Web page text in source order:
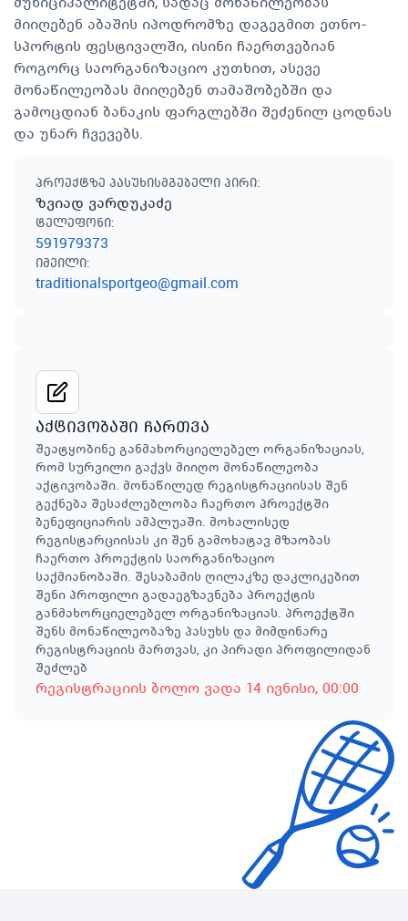
მიიღებენ აბაშის იპოდრომზე დაგეგმით ეთნო-
სპორტის ფესტივალში, ისინი ჩაერთვებიან
როგორც საორგანიზაციო კუთხით, ასევე
მონაწილეობას მიიღებენ თამაშობებში და
გამოცდიან ბანაკის ფარგლებში შეძენილ ცოდნას
და უნარ ჩვევებს.
პროექტზე პასუხისმგებელი პირი:
ზვიად ვარდუკაძე
ტელეფონი:
591979373
იმეილი:
traditionalsportgeo@gmail.com
აქტივობაში ჩართვა
შეატყობინე განმახორციელებელ ორგანიზაციას,
რომ სურვილი გაქვს მიიღო მონაწილეობა
აქტივობაში. მონაწილედ რეგისტრაციისას შენ
გექნება შესაძლებლობა ჩაერთო პროექტში
ბენეფიციარის ამპლუაში. მოხალისედ
რეგისტარციისას კი შენ გამოხატავ მზაობას
ჩაერთო პროექტის საორგანიზაციო
საქმიანობაში. შესაბამის ღილაკზე დაკლიკებით
შენი პროფილი გადაეგზავნება პროექტის
განმახორციელებელ ორგანიზაციას. პროექტში
შენს მონაწილეობაზე პასუხს და მიმდინარე
რეგისტრაციის მართვას, კი პირადი პროფილიდან
შეძლებ
რეგისტრაციის ბოლო ვადა 14 ივნისი, 00:00